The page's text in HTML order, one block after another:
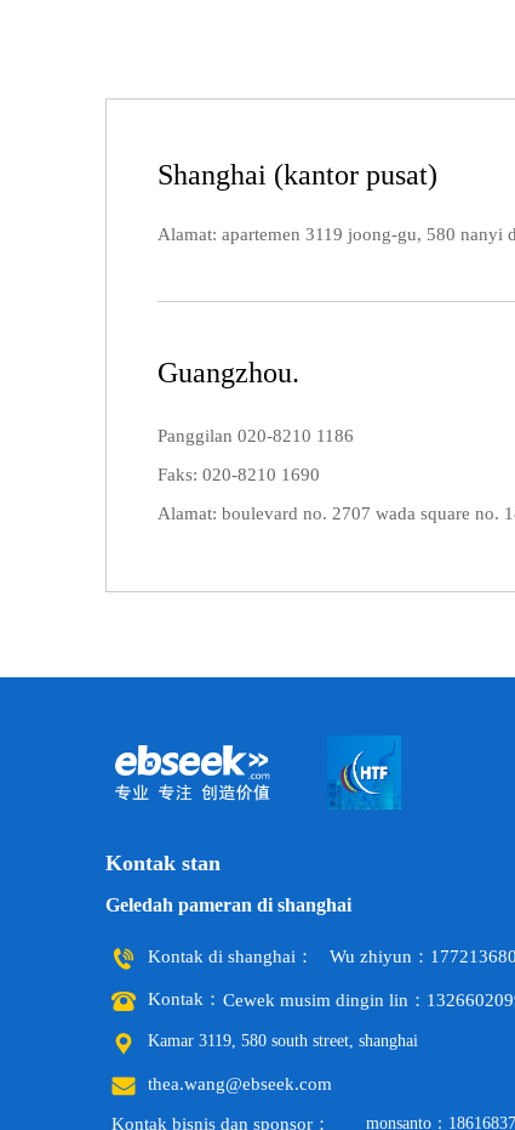
Shanghai (kantor pusat)
Alamat: apartemen 3119 joong-gu, 580 nanyi
Guangzhou.
Panggilan 020-8210 1186
Faks: 020-8210 1690
Alamat: boulevard no. 2707 wada square no.
Kontak stan
Geledah pameran di shanghai
Kontak bisnis dan sponsor： monsanto：
Kontak di shanghai：
Kontak：
Kamar 3119, 580 south street, shanghai
thea.wang@ebseek.com
Wu zhiyun：
Cewek musim dingin lin：